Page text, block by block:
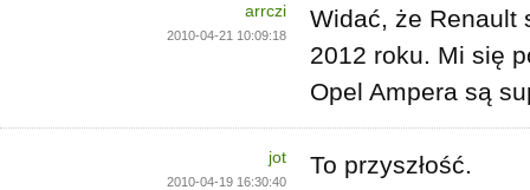
arrczi
2010-04-21 10:09:18
Widać, że Renault
2012 roku. Mi się
Opel Ampera są
jot
2010-04-19 16:30:40
To przyszłość.